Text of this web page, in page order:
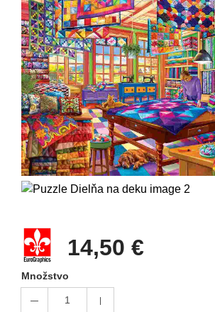
14,50 €
Množstvo
1